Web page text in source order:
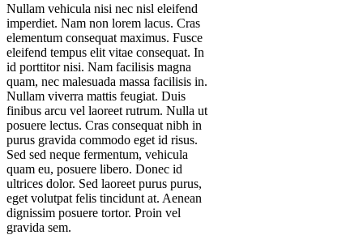
Nullam vehicula nisi nec nisl eleifend
imperdiet. Nam non lorem lacus. Cras
elementum consequat maximus. Fusce
eleifend tempus elit vitae consequat. In
id porttitor nisi. Nam facilisis magna
quam, nec malesuada massa facilisis in.
Nullam viverra mattis feugiat. Duis
finibus arcu vel laoreet rutrum. Nulla ut
posuere lectus. Cras consequat nibh in
purus gravida commodo eget id risus.
Sed sed neque fermentum, vehicula
quam eu, posuere libero. Donec id
ultrices dolor. Sed laoreet purus purus,
eget volutpat felis tincidunt at. Aenean
dignissim posuere tortor. Proin vel
gravida sem.